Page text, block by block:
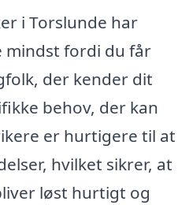
i Torslunde har
mindst fordi du får
der kender dit
behov, der kan
er hurtigere til at
hvilket sikrer, at
løst hurtigt og